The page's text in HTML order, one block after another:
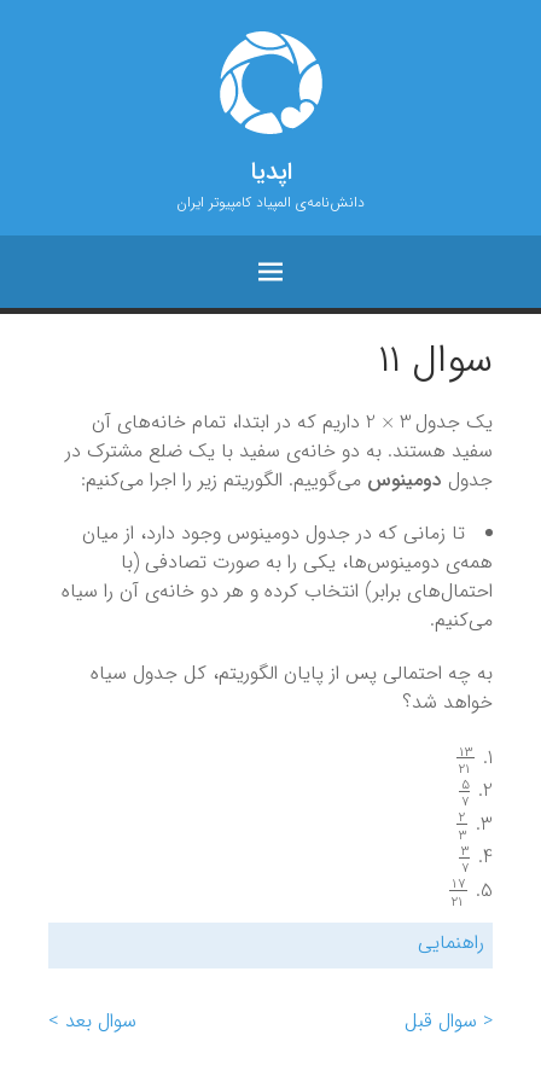
اپدیا
دانش‌نامه‌ی المپیاد کامپیوتر ایران
سوال ۱۱
یک جدول 3داریم که در ابتدا، تمام خانه‌های آن
سفید هستند. به دو خانه‌ی سفید با یک ضلع مشترک در
جدول دومینوس می‌گوییم. الگوریتم زیر را اجرا می‌کنیم:
تا زمانی که در جدول دومینوس وجود دارد، از میان
همه‌ی دومینوس‌ها، یکی را به صورت تصادفی (با
احتمال‌های برابر) انتخاب کرده و هر دو خانه‌ی آن را سیاه
می‌کنیم.
به چه احتمالی پس از پایان الگوریتم، کل جدول سیاه
خواهد شد؟
13 21
57
23
37
1721
راهنمایی
< سوال قبل سوال بعد >